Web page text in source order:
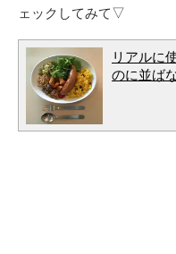
ェックしてみて▽
リアルに
のに並ば